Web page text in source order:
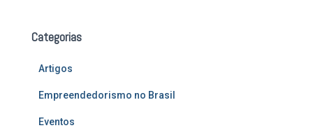
Categorias
Artigos
Empreendedorismo no Brasil
Eventos